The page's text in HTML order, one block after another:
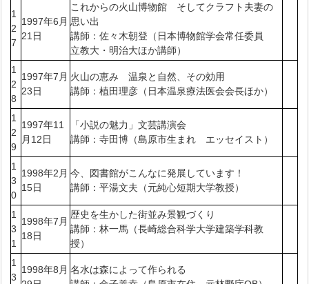
1
2
7
1997年6月
21日
これからの火山博物館 そしてクラフト夫妻の
思い出
講師：佐々木朝登（日本博物館学会常任委員
立教大・明治大ほか講師）
1
2
8
1997年7月
23日
火山の恵み 温泉と自然、その効用
講師：植田理彦（日本温泉療法医会会長ほか）
1
2
9
1997年11
月12日
「小説の魅力」文芸講演会
講師：寺田博（島原市生まれ エッセイスト）
1
3
0
1998年2月
15日
今、図書館がこんなに発展しています！
講師：平湯文夫（元純心短期大学教授）
1
3
1
1998年7月
18日
歴史を生かした街並み景観づくり
講師：林一馬（長崎総合科学大学建築学科教
授）
1
3
1998年8月 名水は森によって作られる